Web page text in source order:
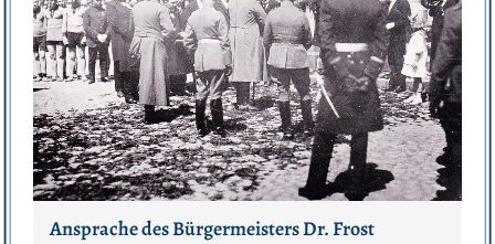
Ansprache des Bürgermeisters Dr. Frost